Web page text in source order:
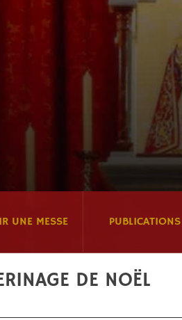
UNE MESSE PUBLICATIONS
DE NOËL